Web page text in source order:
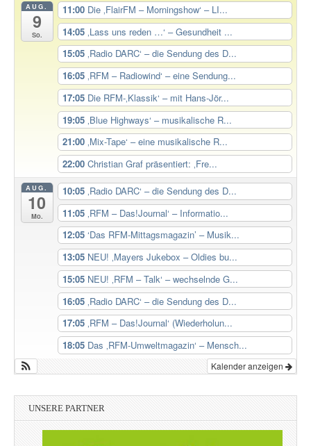
AUG.
9
So.
11:00 Die ‚FlairFM – Morningshow‘ – LI...
14:05 ‚Lass uns reden …‘ – Gesundheit ...
15:05 ‚Radio DARC‘ – die Sendung des D...
16:05 ‚RFM – Radiowind‘ – eine Sendung...
17:05 Die RFM-‚Klassik‘ – mit Hans-Jör...
19:05 ‚Blue Highways‘ – musikalische R...
21:00 ‚Mix-Tape‘ – eine musikalische R...
22:00 Christian Graf präsentiert: ‚Fre...
AUG.
10
Mo.
10:05 ‚Radio DARC‘ – die Sendung des D...
11:05 ‚RFM – Das!Journal‘ – Informatio...
12:05 ‘Das RFM-Mittagsmagazin’ – Musik...
13:05 NEU! ‚Mayers Jukebox – Oldies bu...
15:05 NEU! ‚RFM – Talk‘ – wechselnde G...
16:05 ‚Radio DARC‘ – die Sendung des D...
17:05 ‚RFM – Das!Journal‘ (Wiederholun...
18:05 Das ‚RFM-Umweltmagazin‘ – Mensch...
Kalender anzeigen
UNSERE PARTNER